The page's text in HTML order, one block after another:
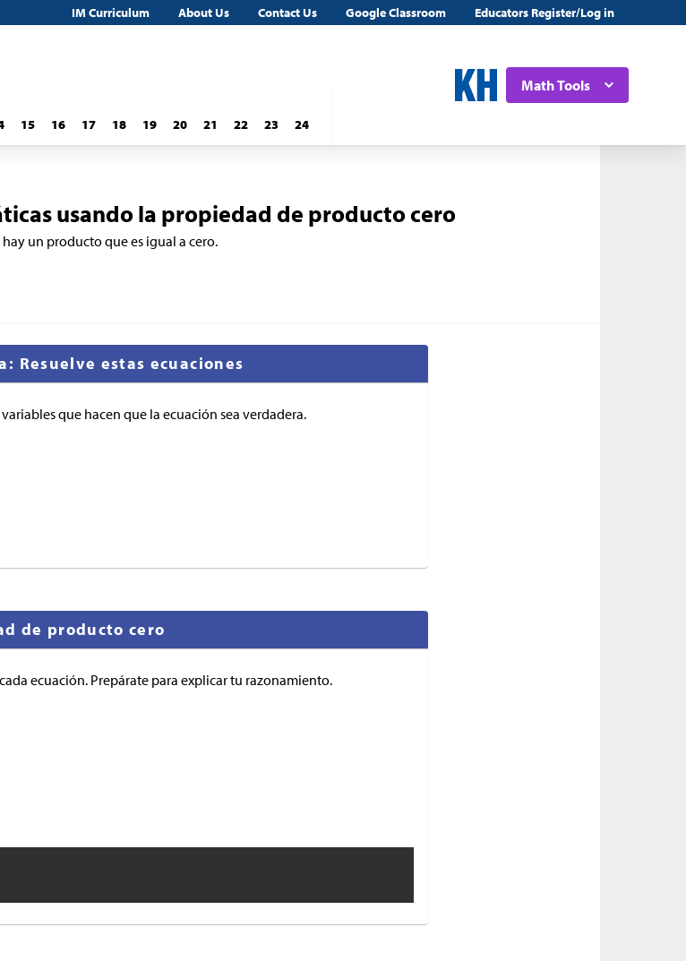
IM Curriculum About Us Contact Us Google Classroom Educators Register/Log in
Math Tools
15 16 17 18 19 20 21 22 23 24
usando la propiedad de producto cero
un producto que es igual a cero.
Resuelve estas ecuaciones
que hacen que la ecuación sea verdadera.
de producto cero
ecuación. Prepárate para explicar tu razonamiento.